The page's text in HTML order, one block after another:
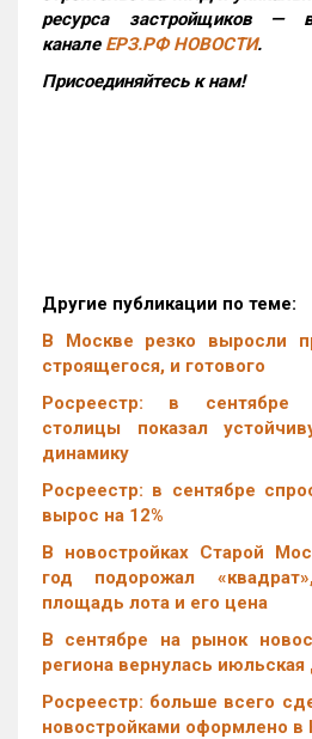
ресурса застройщиков —
канале ЕРЗ.РФ НОВОСТИ.
Присоединяйтесь к нам!
Другие публикации по теме:
В Москве резко выросли
строящегося, и готового
Росреестр: в сентябре
столицы показал
динамику
Росреестр: в сентябре
вырос на 12%
В новостройках Старой
год подорожал
площадь лота и его цена
В сентябре на рынок
региона вернулась
Росреестр: больше всего
новостройками оформлено в